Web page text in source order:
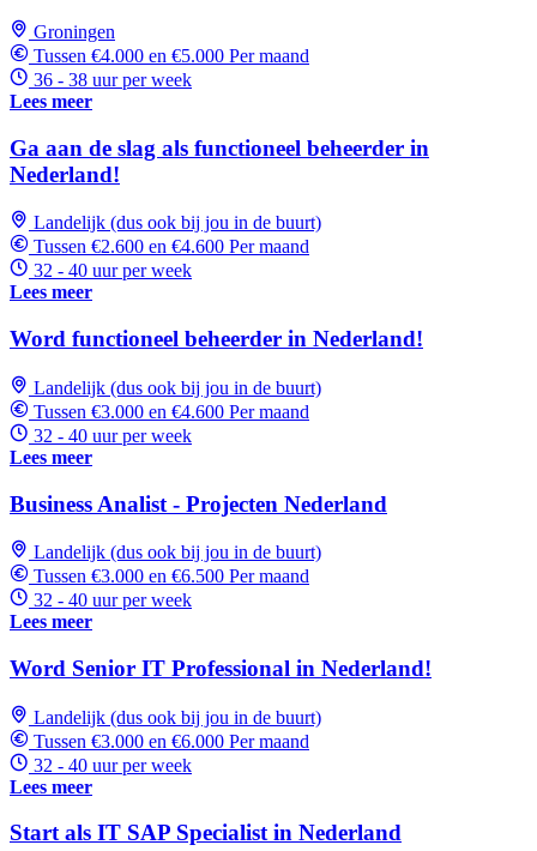
Groningen
Tussen €4.000 en €5.000 Per maand
36 - 38 uur per week
Lees meer
Ga aan de slag als functioneel beheerder in
Nederland!
Landelijk (dus ook bij jou in de buurt)
Tussen €2.600 en €4.600 Per maand
32 - 40 uur per week
Lees meer
Word functioneel beheerder in Nederland!
Landelijk (dus ook bij jou in de buurt)
Tussen €3.000 en €4.600 Per maand
32 - 40 uur per week
Lees meer
Business Analist - Projecten Nederland
Landelijk (dus ook bij jou in de buurt)
Tussen €3.000 en €6.500 Per maand
32 - 40 uur per week
Lees meer
Word Senior IT Professional in Nederland!
Landelijk (dus ook bij jou in de buurt)
Tussen €3.000 en €6.000 Per maand
32 - 40 uur per week
Lees meer
Start als IT SAP Specialist in Nederland